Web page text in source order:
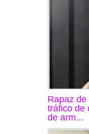
Rapaz
tráfico de
de arm...